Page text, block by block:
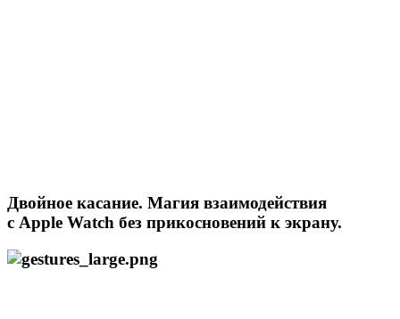
Двойное касание. Магия взаимодействия
с Apple Watch без прикосновений к экрану.